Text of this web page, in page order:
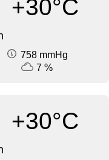
+30°C
758 mmHg
7 %
+30°C